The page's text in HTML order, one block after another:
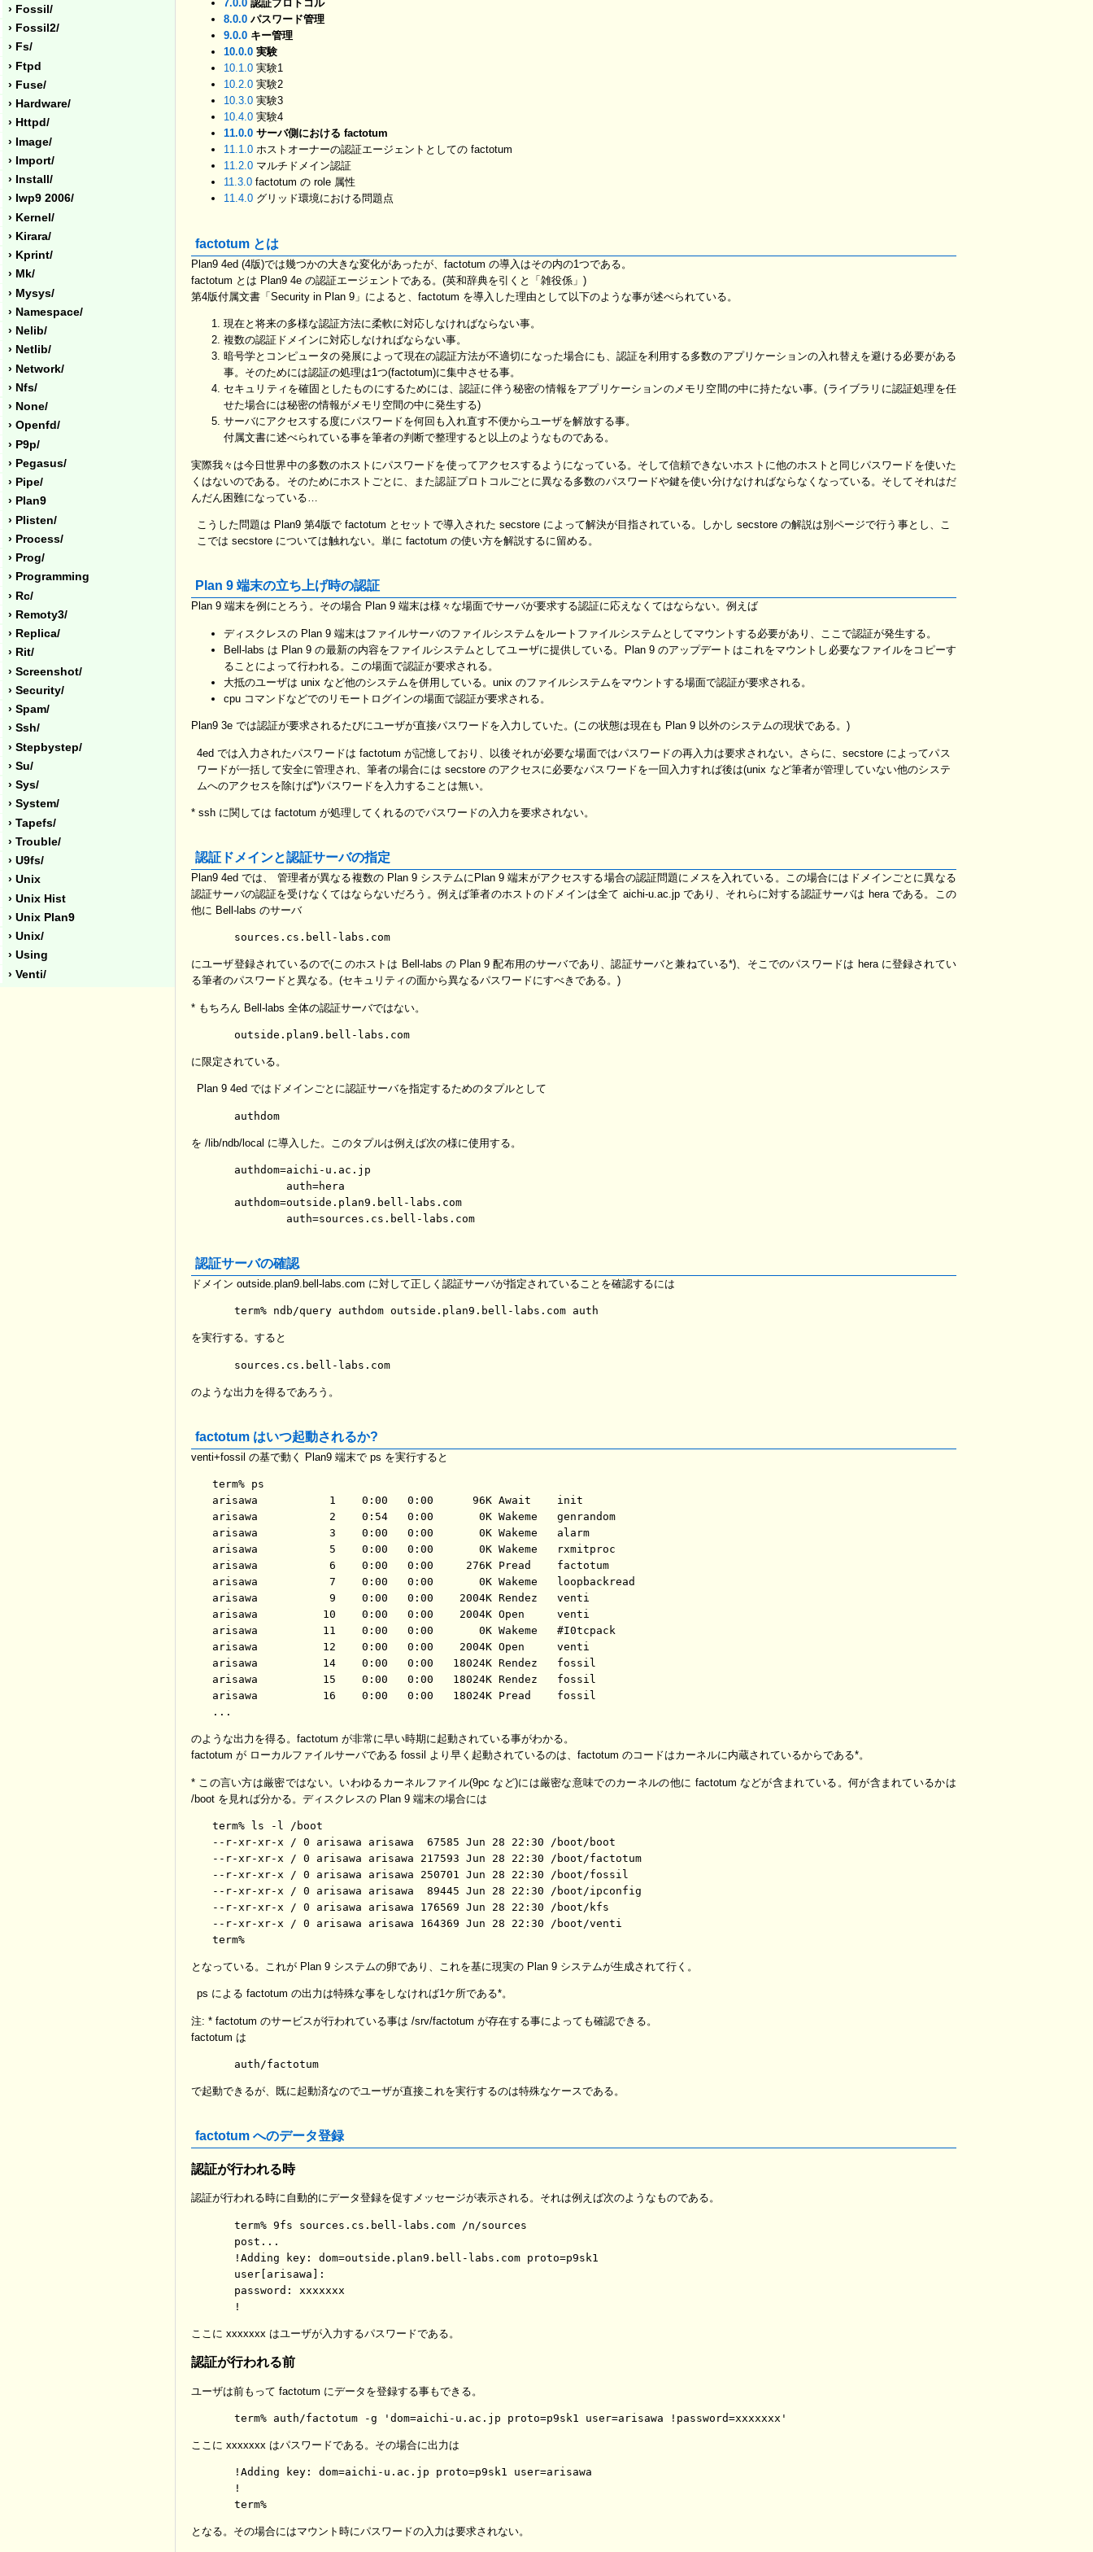
› Fossil/
› Fossil2/
› Fs/
› Ftpd
› Fuse/
› Hardware/
› Httpd/
› Image/
› Import/
› Install/
› Iwp9 2006/
› Kernel/
› Kirara/
› Kprint/
› Mk/
› Mysys/
› Namespace/
› Nelib/
› Netlib/
› Network/
› Nfs/
› None/
› Openfd/
› P9p/
› Pegasus/
› Pipe/
› Plan9
› Plisten/
› Process/
› Prog/
› Programming
› Rc/
› Remoty3/
› Replica/
› Rit/
› Screenshot/
› Security/
› Spam/
› Ssh/
› Stepbystep/
› Su/
› Sys/
› System/
› Tapefs/
› Trouble/
› U9fs/
› Unix
› Unix Hist
› Unix Plan9
› Unix/
› Using
› Venti/
7.0.0認証プロトコル
8.0.0パスワード管理
9.0.0キー管理
10.0.0実験
10.1.0実験1
10.2.0実験2
10.3.0実験3
10.4.0実験4
11.0.0サーバ側における factotum
11.1.0ホストオーナーの認証エージェントとしての factotum
11.2.0マルチドメイン認証
11.3.0factotum の role 属性
11.4.0グリッド環境における問題点
factotum とは
Plan9 4ed (4版)では幾つかの大きな変化があったが、factotum の導入はその内の1つである。
factotum とは Plan9 4e の認証エージェントである。(英和辞典を引くと「雑役係」)
第4版付属文書「Security in Plan 9」によると、factotum を導入した理由として以下のような事が述べられている。
現在と将来の多様な認証方法に柔軟に対応しなければならない事。
複数の認証ドメインに対応しなければならない事。
暗号学とコンピュータの発展によって現在の認証方法が不適切になった場合にも、認証を利用する多数のアプリケーションの入れ替えを避ける必要がある
事。そのためには認証の処理は1つ(factotum)に集中させる事。
セキュリティを確固としたものにするためには、認証に伴う秘密の情報をアプリケーションのメモリ空間の中に持たない事。(ライブラリに認証処理を任
せた場合には秘密の情報がメモリ空間の中に発生する)
サーバにアクセスする度にパスワードを何回も入れ直す不便からユーザを解放する事。
付属文書に述べられている事を筆者の判断で整理すると以上のようなものである。
実際我々は今日世界中の多数のホストにパスワードを使ってアクセスするようになっている。そして信頼できないホストに他のホストと同じパスワードを使いた
くはないのである。そのためにホストごとに、また認証プロトコルごとに異なる多数のパスワードや鍵を使い分けなければならなくなっている。そしてそれはだ
んだん困難になっている…
こうした問題は Plan9 第4版で factotum とセットで導入された secstore によって解決が目指されている。しかし secstore の解説は別ページで行う事とし、こ
こでは secstore については触れない。単に factotum の使い方を解説するに留める。
Plan 9 端末の立ち上げ時の認証
Plan 9 端末を例にとろう。その場合 Plan 9 端末は様々な場面でサーバが要求する認証に応えなくてはならない。例えば
ディスクレスの Plan 9 端末はファイルサーバのファイルシステムをルートファイルシステムとしてマウントする必要があり、ここで認証が発生する。
Bell-labs は Plan 9 の最新の内容をファイルシステムとしてユーザに提供している。Plan 9 のアップデートはこれをマウントし必要なファイルをコピーす
ることによって行われる。この場面で認証が要求される。
大抵のユーザは unix など他のシステムを併用している。unix のファイルシステムをマウントする場面で認証が要求される。
cpu コマンドなどでのリモートログインの場面で認証が要求される。
Plan9 3e では認証が要求されるたびにユーザが直接パスワードを入力していた。(この状態は現在も Plan 9 以外のシステムの現状である。)
4ed では入力されたパスワードは factotum が記憶しており、以後それが必要な場面ではパスワードの再入力は要求されない。さらに、secstore によってパス
ワードが一括して安全に管理され、筆者の場合には secstore のアクセスに必要なパスワードを一回入力すれば後は(unix など筆者が管理していない他のシステ
ムへのアクセスを除けば*)パスワードを入力することは無い。
* ssh に関しては factotum が処理してくれるのでパスワードの入力を要求されない。
認証ドメインと認証サーバの指定
Plan9 4ed では、 管理者が異なる複数の Plan 9 システムにPlan 9 端末がアクセスする場合の認証問題にメスを入れている。この場合にはドメインごとに異なる
認証サーバの認証を受けなくてはならないだろう。例えば筆者のホストのドメインは全て aichi-u.ac.jp であり、それらに対する認証サーバは hera である。この
他に Bell-labs のサーバ
にユーザ登録されているので(このホストは Bell-labs の Plan 9 配布用のサーバであり、認証サーバと兼ねている*)、そこでのパスワードは hera に登録されてい
る筆者のパスワードと異なる。(セキュリティの面から異なるパスワードにすべきである。)
* もちろん Bell-labs 全体の認証サーバではない。
に限定されている。
Plan 9 4ed ではドメインごとに認証サーバを指定するためのタプルとして
を /lib/ndb/local に導入した。このタプルは例えば次の様に使用する。
authdom=aichi-u.ac.jp
authdom=outside.plan9.bell-labs.com
認証サーバの確認
ドメイン outside.plan9.bell-labs.com に対して正しく認証サーバが指定されていることを確認するには
を実行する。すると
のような出力を得るであろう。
factotum はいつ起動されるか?
venti+fossil の基で動く Plan9 端末で ps を実行すると
term% ps
arisawa           1    0:00   0:00      96K Await    init
arisawa           2    0:54   0:00       0K Wakeme   genrandom
arisawa           3    0:00   0:00       0K Wakeme   alarm
arisawa           5    0:00   0:00       0K Wakeme   rxmitproc
arisawa           6    0:00   0:00     276K Pread    factotum
arisawa           7    0:00   0:00       0K Wakeme   loopbackread
arisawa           9    0:00   0:00    2004K Rendez   venti
arisawa          10    0:00   0:00    2004K Open     venti
arisawa          11    0:00   0:00       0K Wakeme   #I0tcpack
arisawa          12    0:00   0:00    2004K Open     venti
arisawa          14    0:00   0:00   18024K Rendez   fossil
arisawa          15    0:00   0:00   18024K Rendez   fossil
arisawa          16    0:00   0:00   18024K Pread    fossil
のような出力を得る。factotum が非常に早い時期に起動されている事がわかる。
factotum が ローカルファイルサーバである fossil より早く起動されているのは、factotum のコードはカーネルに内蔵されているからである*。
* この言い方は厳密ではない。いわゆるカーネルファイル(9pc など)には厳密な意味でのカーネルの他に factotum などが含まれている。何が含まれているかは
/boot を見れば分かる。ディスクレスの Plan 9 端末の場合には
term% ls -l /boot
--r-xr-xr-x / 0 arisawa arisawa  67585 Jun 28 22:30 /boot/boot
--r-xr-xr-x / 0 arisawa arisawa 217593 Jun 28 22:30 /boot/factotum
--r-xr-xr-x / 0 arisawa arisawa 250701 Jun 28 22:30 /boot/fossil
--r-xr-xr-x / 0 arisawa arisawa  89445 Jun 28 22:30 /boot/ipconfig
--r-xr-xr-x / 0 arisawa arisawa 176569 Jun 28 22:30 /boot/kfs
--r-xr-xr-x / 0 arisawa arisawa 164369 Jun 28 22:30 /boot/venti
となっている。これが Plan 9 システムの卵であり、これを基に現実の Plan 9 システムが生成されて行く。
ps による factotum の出力は特殊な事をしなければ1ケ所である*。
注: * factotum のサービスが行われている事は /srv/factotum が存在する事によっても確認できる。
factotum は
で起動できるが、既に起動済なのでユーザが直接これを実行するのは特殊なケースである。
factotum へのデータ登録
認証が行われる時
認証が行われる時に自動的にデータ登録を促すメッセージが表示される。それは例えば次のようなものである。
term% 9fs sources.cs.bell-labs.com /n/sources
post...
!Adding key: dom=outside.plan9.bell-labs.com proto=p9sk1
user[arisawa]:
password: xxxxxxx
ここに xxxxxxx はユーザが入力するパスワードである。
認証が行われる前
ユーザは前もって factotum にデータを登録する事もできる。
ここに xxxxxxx はパスワードである。その場合に出力は
!Adding key: dom=aichi-u.ac.jp proto=p9sk1 user=arisawa
!
となる。その場合にはマウント時にパスワードの入力は要求されない。